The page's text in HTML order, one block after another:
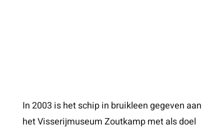
In 2003 is het schip in bruikleen gegeven aan
het Visserijmuseum Zoutkamp met als doel